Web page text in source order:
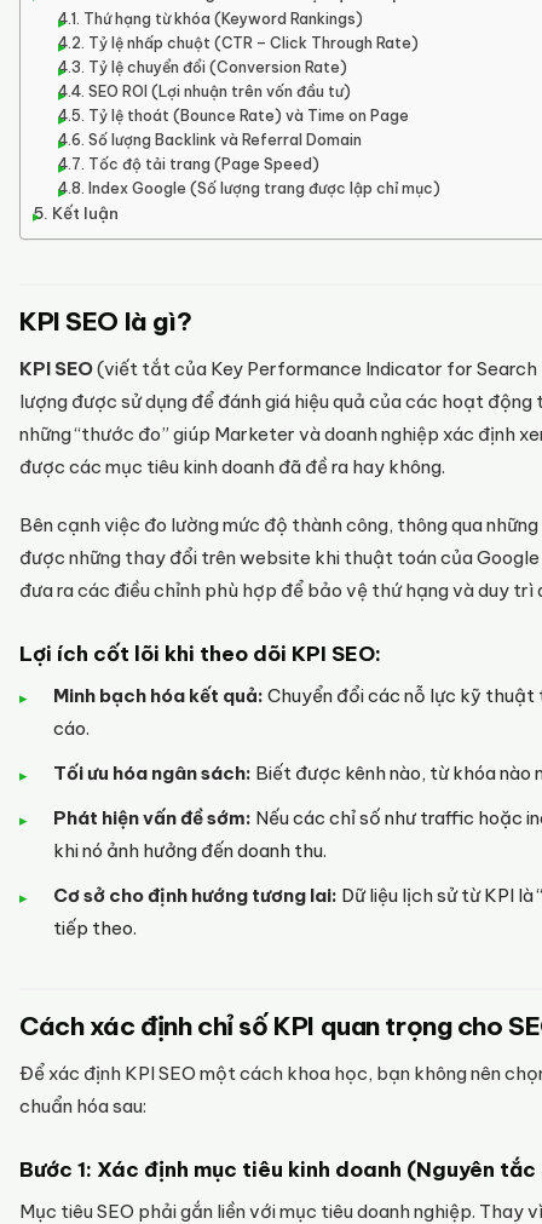
Thứ hạng từ khóa (Keyword Rankings)
Tỷ lệ nhấp chuột (CTR – Click Through Rate)
Tỷ lệ chuyển đổi (Conversion Rate)
SEO ROI (Lợi nhuận trên vốn đầu tư)
Tỷ lệ thoát (Bounce Rate) và Time on Page
Số lượng Backlink và Referral Domain
Tốc độ tải trang (Page Speed)
Index Google (Số lượng trang được lập chỉ mục)
Kết luận
KPI SEO là gì?
KPI SEO(viết tắt của Key Performance Indicator for Search
lượng được sử dụng để đánh giá hiệu quả của các hoạt
những “thước đo” giúp Marketer và doanh nghiệp xác định
được các mục tiêu kinh doanh đã đề ra hay không.
Bên cạnh việc đo lường mức độ thành công, thông qua
được những thay đổi trên website khi thuật toán của
đưa ra các điều chỉnh phù hợp để bảo vệ thứ hạng và duy trì
Lợi ích cốt lõi khi theo dõi KPI SEO:
Minh bạch hóa kết quả: Chuyển đổi các nỗ lực kỹ
cáo.
Tối ưu hóa ngân sách: Biết được kênh nào, từ khóa
Phát hiện vấn đề sớm: Nếu các chỉ số như traffic hoặc
khi nó ảnh hưởng đến doanh thu.
Cơ sở cho định hướng tương lai: Dữ liệu lịch sử từ KPI
tiếp theo.
Cách xác định chỉ số KPI quan trọng cho
Để xác định KPI SEO một cách khoa học, bạn không nên
chuẩn hóa sau:
Bước 1: Xác định mục tiêu kinh doanh (Nguyên tắc
Mục tiêu SEO phải gắn liền với mục tiêu doanh nghiệp.